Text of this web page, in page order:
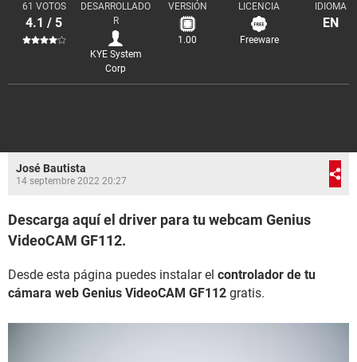
61 VOTOS
4.1 / 5
DESARROLLADO
R
KYE System
Corp
VERSIÓN
1.00
LICENCIA
Freeware
IDIOMA
EN
José Bautista
14 septembre 2022 20:27
Descarga aquí el driver para tu webcam Genius
VideoCAM GF112.
Desde esta página puedes instalar el controlador de tu
cámara web Genius VideoCAM GF112 gratis.